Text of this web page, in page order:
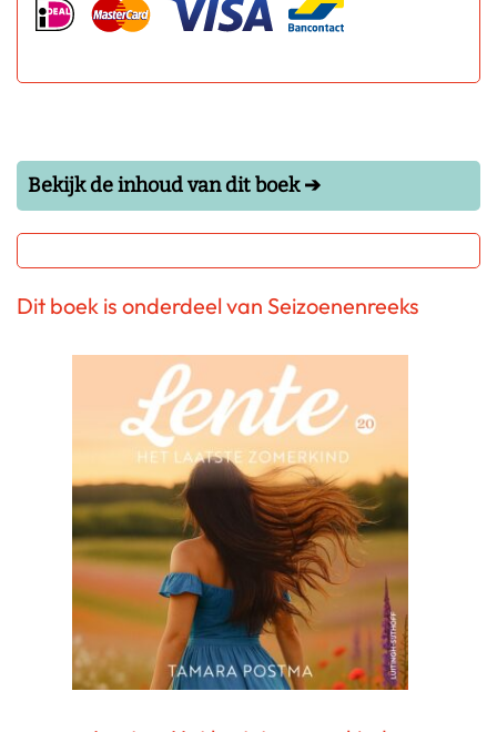
Bekijk de inhoud van dit boek ➔
Dit boek is onderdeel van Seizoenenreeks